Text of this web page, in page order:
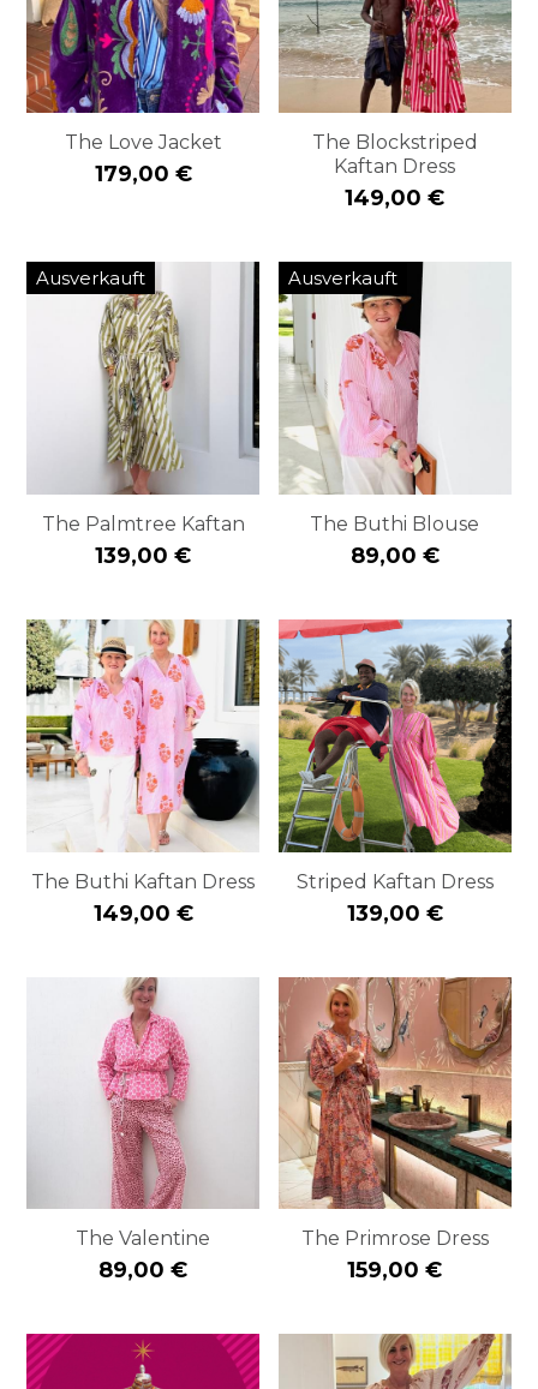
The Love Jacket
179,00 €
The Blockstriped
Kaftan Dress
149,00 €
Ausverkauft
The Palmtree Kaftan
139,00 €
Ausverkauft
The Buthi Blouse
89,00 €
The Buthi Kaftan Dress
149,00 €
Striped Kaftan Dress
139,00 €
The Valentine
89,00 €
The Primrose Dress
159,00 €